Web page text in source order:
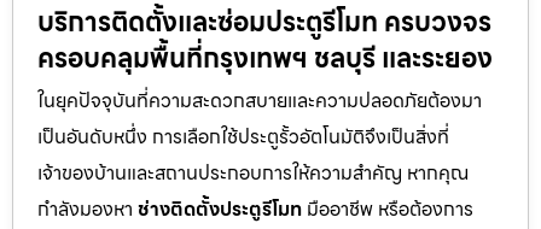
บริการติดตั้งและซ่อมประตูรีโมท ครบวงจร
ครอบคลุมพื้นที่กรุงเทพฯ ชลบุรี และระยอง
ในยุคปัจจุบันที่ความสะดวกสบายและความปลอดภัยต้องมา
เป็นอันดับหนึ่ง การเลือกใช้ประตูรั้วอัตโนมัติจึงเป็นสิ่งที่
เจ้าของบ้านและสถานประกอบการให้ความสำคัญ หากคุณ
กำลังมองหา ช่างติดตั้งประตูรีโมท มืออาชีพ หรือต้องการ